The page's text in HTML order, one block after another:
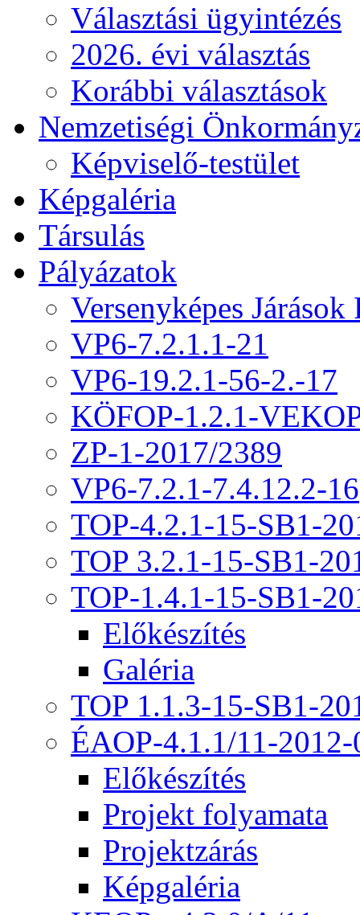
Választási ügyintézés
2026. évi választás
Korábbi választások
Nemzetiségi
Képviselő-testület
Képgaléria
Társulás
Pályázatok
Versenyképes Járások
VP6-7.2.1.1-21
VP6-19.2.1-56-2.-17
KÖFOP-1.2.1-
ZP-1-2017/2389
VP6-7.2.1-7.4.12.2-16
TOP-4.2.1-15-SB1-
TOP 3.2.1-15-SB1-
TOP-1.4.1-15-SB1-
Előkészítés
Galéria
TOP 1.1.3-15-SB1-
ÉAOP-4.1.1/11-2012-
Előkészítés
Projekt folyamata
Projektzárás
Képgaléria